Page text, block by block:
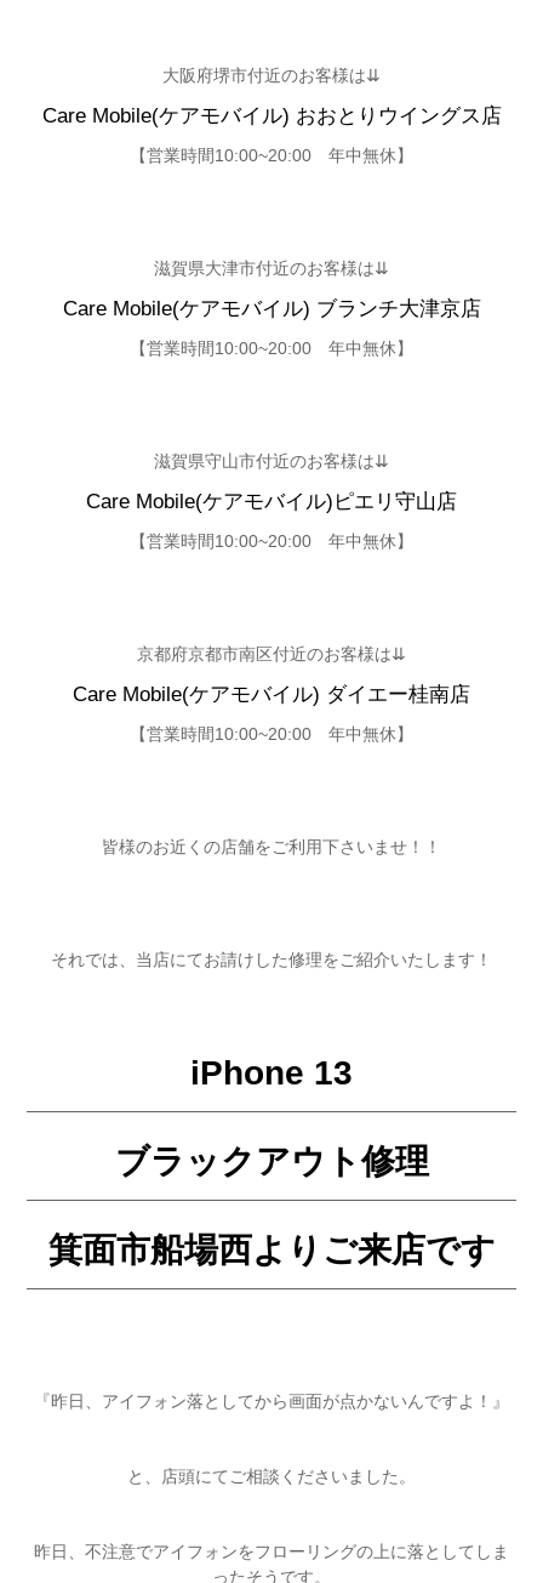
大阪府堺市付近のお客様は⇊
Care Mobile(ケアモバイル) おおとりウイングス店
【営業時間10:00~20:00 年中無休】
滋賀県大津市付近のお客様は⇊
Care Mobile(ケアモバイル) ブランチ大津京店
【営業時間10:00~20:00 年中無休】
滋賀県守山市付近のお客様は⇊
Care Mobile(ケアモバイル)ピエリ守山店
【営業時間10:00~20:00 年中無休】
京都府京都市南区付近のお客様は⇊
Care Mobile(ケアモバイル) ダイエー桂南店
【営業時間10:00~20:00 年中無休】
皆様のお近くの店舗をご利用下さいませ！！
それでは、当店にてお請けした修理をご紹介いたします！
iPhone 13
ブラックアウト修理
箕面市船場西よりご来店です
『昨日、アイフォン落としてから画面が点かないんですよ！』
と、店頭にてご相談くださいました。
昨日、不注意でアイフォンをフローリングの上に落としてしま
ったそうです。